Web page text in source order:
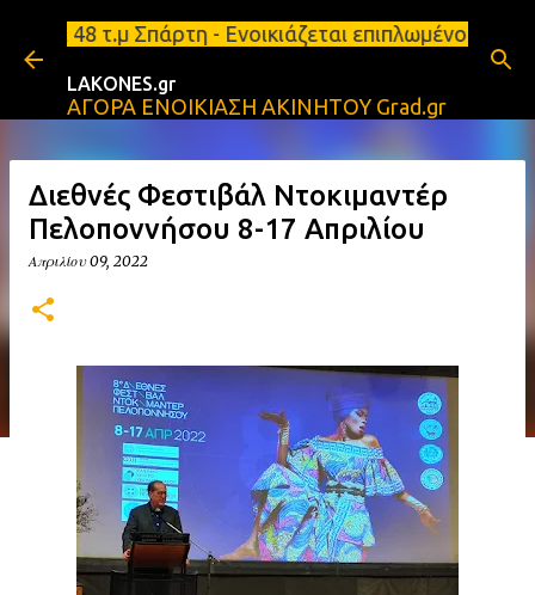
Μετάβαση στο κύριο περιεχόμενο
- Ενοικιάζεται επιπλωμένο
LAKONES.gr
ΑΓΟΡΑ ΕΝΟΙΚΙΑΣΗ ΑΚΙΝΗΤΟΥ Grad.gr
Διεθνές Φεστιβάλ Ντοκιμαντέρ
Πελοποννήσου 8-17 Απριλίου
Απριλίου 09, 2022